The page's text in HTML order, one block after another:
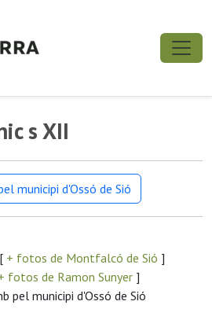
s XII
municipi d'Ossó de Sió
[ + fotos de Montfalcó de Sió ]
fotos de Ramon Sunyer ]
pel municipi d'Ossó de Sió